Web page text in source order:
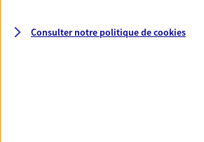
Consulter notre politique decookies